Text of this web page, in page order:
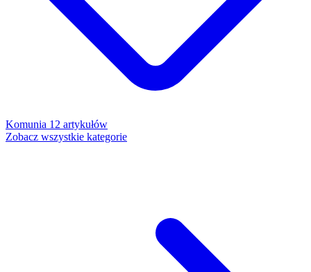
Komunia 12 artykułów
Zobacz wszystkie kategorie